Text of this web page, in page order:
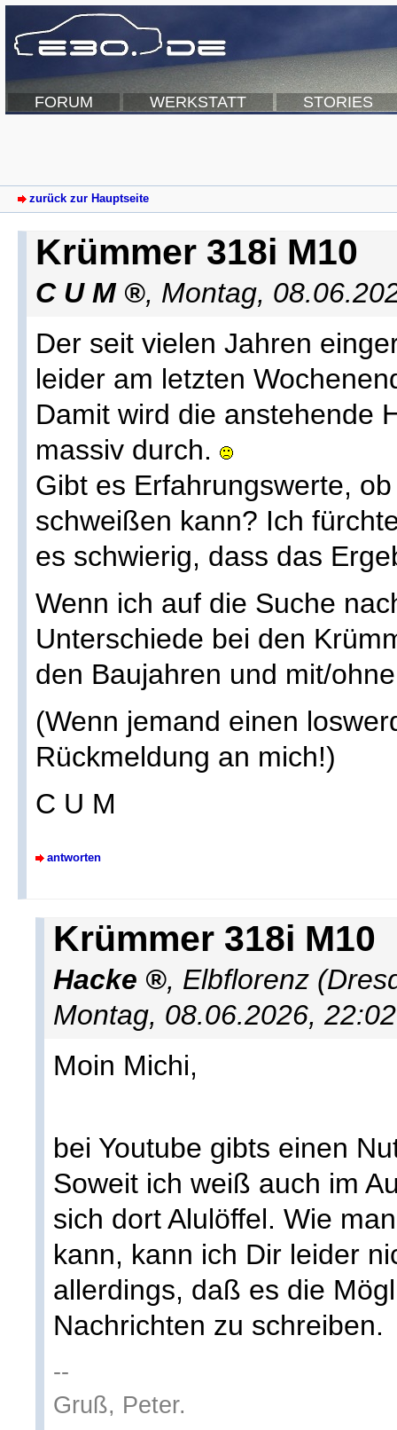
FORUM WERKSTATT STORIES
zurück zur Hauptseite
Krümmer 318i M10
C U M , Montag,
Der seit vielen Jahren
leider am letzten
Damit wird die anstehende
massiv durch.
Gibt es Erfahrungswerte,
schweißen kann? Ich
es schwierig, dass das
Wenn ich auf die Suche
Unterschiede bei den
den Baujahren und mit/
(Wenn jemand einen
Rückmeldung an mich!)
C U M
antworten
Krümmer 318i M10
Hacke , Elbflorenz
Montag, 08.06.2026,
Moin Michi,
bei Youtube gibts einen
Soweit ich weiß auch im
sich dort Alulöffel. Wie
kann, kann ich Dir leider
allerdings, daß es die
Nachrichten zu schreiben.
--
Gruß, Peter.